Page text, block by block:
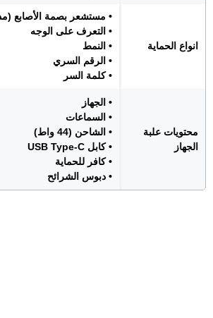
انواع الحماية
• مستشعر بصمة الأصابع
• التعرف على الوجه
• النمط
• الرقم السري
• كلمة السر
محتويات علبة
الجهاز
• الجهاز
• السماعات
• الشاحن (44 واط)
• كابل USB Type-C
• كافر للحماية
• دبوس الشرائح